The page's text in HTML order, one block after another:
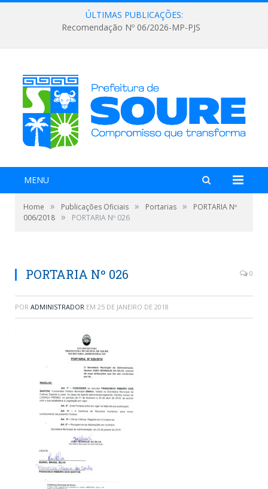
ÚLTIMAS PUBLICAÇÕES:
Recomendação Nº 06/2026-MP-PJS
MENU
Home » Publicações Oficiais » Portarias »
PORTARIA Nº
006/2018 » PORTARIA Nº 026
PORTARIA Nº 026 0
POR ADMINISTRADOR EM 25 DE JANEIRO DE 2018